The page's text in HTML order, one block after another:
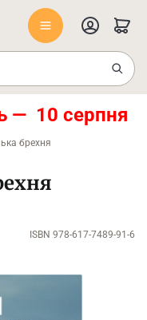
— 10 серпня
брехня
ISBN 978-617-7489-91-6